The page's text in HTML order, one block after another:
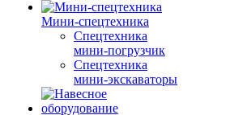
Мини-спецтехника
Спецтехника
мини-погрузчик
Спецтехника
мини-экскаваторы